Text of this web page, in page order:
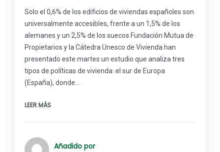
Solo el 0,6% de los edificios de viviendas españoles son
universalmente accesibles, frente a un 1,5% de los
alemanes y un 2,5% de los suecos Fundación Mutua de
Propietarios y la Cátedra Unesco de Vivienda han
presentado este martes un estudio que analiza tres
tipos de políticas de vivienda: el sur de Europa
(España), donde…
LEER MÁS
Añadido por